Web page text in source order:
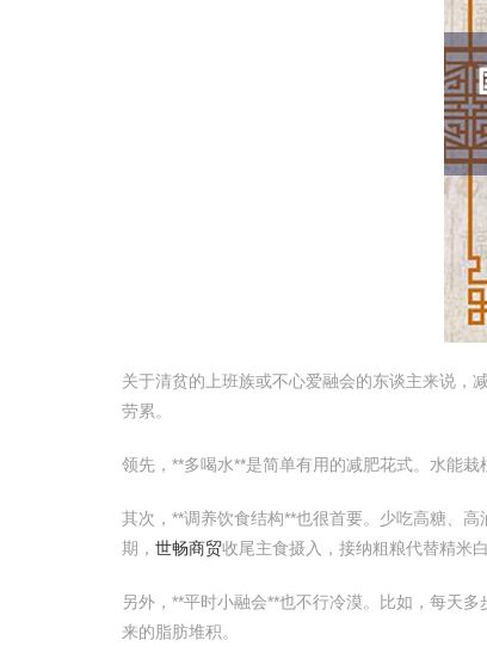
关于清贫的上班族或不心爱融会的东谈主来说，
劳累。
领先，**多喝水**是简单有用的减肥花式。水能
其次，**调养饮食结构**也很首要。少吃高糖、高
期， 世畅商贸收尾主食摄入，接纳粗粮代替精米
另外，**平时小融会**也不行冷漠。比如，每天
来的脂肪堆积。